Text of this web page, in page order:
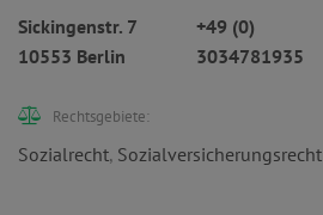
Sickingenstr. 7
10553 Berlin
+49 (0)
3034781935
Rechtsgebiete:
Sozialrecht, Sozialversicherungsrecht